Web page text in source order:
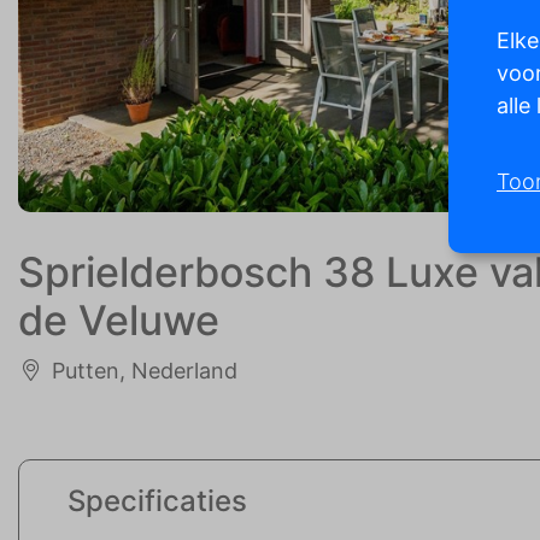
Sprielderbosch 38 Luxe
de Veluwe
Putten, Nederland
Specificaties
alle